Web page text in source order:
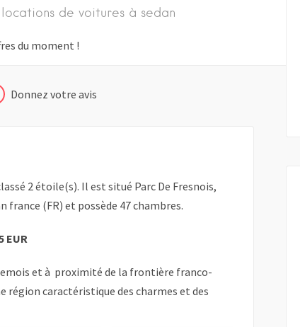
locations de voitures à sedan
du moment !
Donnez votre avis
2 étoile(s). Il est situé Parc De Fresnois,
france (FR) et possède 47 chambres.
EUR
et à proximité de la frontière franco-
région caractéristique des charmes et des